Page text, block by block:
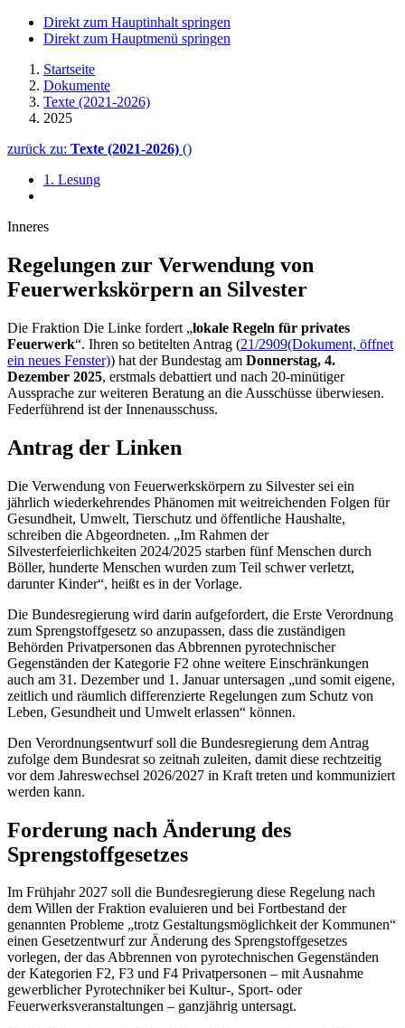
Direkt zum Hauptinhalt springen
Direkt zum Hauptmenü springen
Startseite
Dokumente
Texte (2021-2026)
2025
zurück zu: Texte (2021-2026) ()
1. Lesung
Inneres
Regelungen zur Verwendung von
Feuerwerkskörpern an Silvester
Die Fraktion Die Linke fordert „lokale Regeln für privates
Feuerwerk“. Ihren so betitelten Antrag (21/2909(Dokument, öffnet
ein neues Fenster)) hat der Bundestag am Donnerstag, 4.
Dezember 2025, erstmals debattiert und nach 20-minütiger
Aussprache zur weiteren Beratung an die Ausschüsse überwiesen.
Federführend ist der Innenausschuss.
Antrag der Linken
Die Verwendung von Feuerwerkskörpern zu Silvester sei ein
jährlich wiederkehrendes Phänomen mit weitreichenden Folgen für
Gesundheit, Umwelt, Tierschutz und öffentliche Haushalte,
schreiben die Abgeordneten. „Im Rahmen der
Silvesterfeierlichkeiten 2024/2025 starben fünf Menschen durch
Böller, hunderte Menschen wurden zum Teil schwer verletzt,
darunter Kinder“, heißt es in der Vorlage.
Die Bundesregierung wird darin aufgefordert, die Erste Verordnung
zum Sprengstoffgesetz so anzupassen, dass die zuständigen
Behörden Privatpersonen das Abbrennen pyrotechnischer
Gegenständen der Kategorie F2 ohne weitere Einschränkungen
auch am 31. Dezember und 1. Januar untersagen „und somit eigene,
zeitlich und räumlich differenzierte Regelungen zum Schutz von
Leben, Gesundheit und Umwelt erlassen“ können.
Den Verordnungsentwurf soll die Bundesregierung dem Antrag
zufolge dem Bundesrat so zeitnah zuleiten, damit diese rechtzeitig
vor dem Jahreswechsel 2026/2027 in Kraft treten und kommuniziert
werden kann.
Forderung nach Änderung des
Sprengstoffgesetzes
Im Frühjahr 2027 soll die Bundesregierung diese Regelung nach
dem Willen der Fraktion evaluieren und bei Fortbestand der
genannten Probleme „trotz Gestaltungsmöglichkeit der Kommunen“
einen Gesetzentwurf zur Änderung des Sprengstoffgesetzes
vorlegen, der das Abbrennen von pyrotechnischen Gegenständen
der Kategorien F2, F3 und F4 Privatpersonen – mit Ausnahme
gewerblicher Pyrotechniker bei Kultur-, Sport- oder
Feuerwerksveranstaltungen – ganzjährig untersagt.